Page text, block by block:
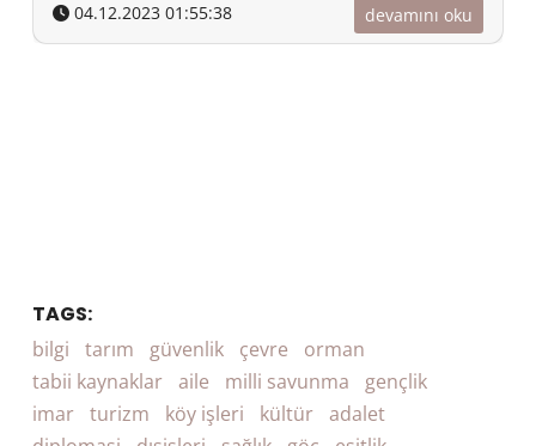
04.12.2023 01:55:38 devamını oku
TAGS:
bilgi tarım güvenlik çevre
orman
tabii kaynaklar aile milli savunma
gençlik
imar turizm köy işleri kültür adalet